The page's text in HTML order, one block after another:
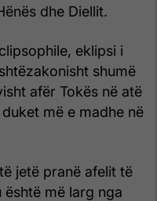
dhe Diellit.
eklipsi i
shumë
afër Tokës në atë
më e madhe në
jetë pranë afelit të
është më larg nga